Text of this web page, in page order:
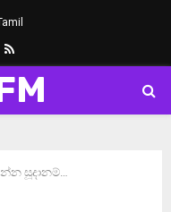
Rss
සූදානම්…